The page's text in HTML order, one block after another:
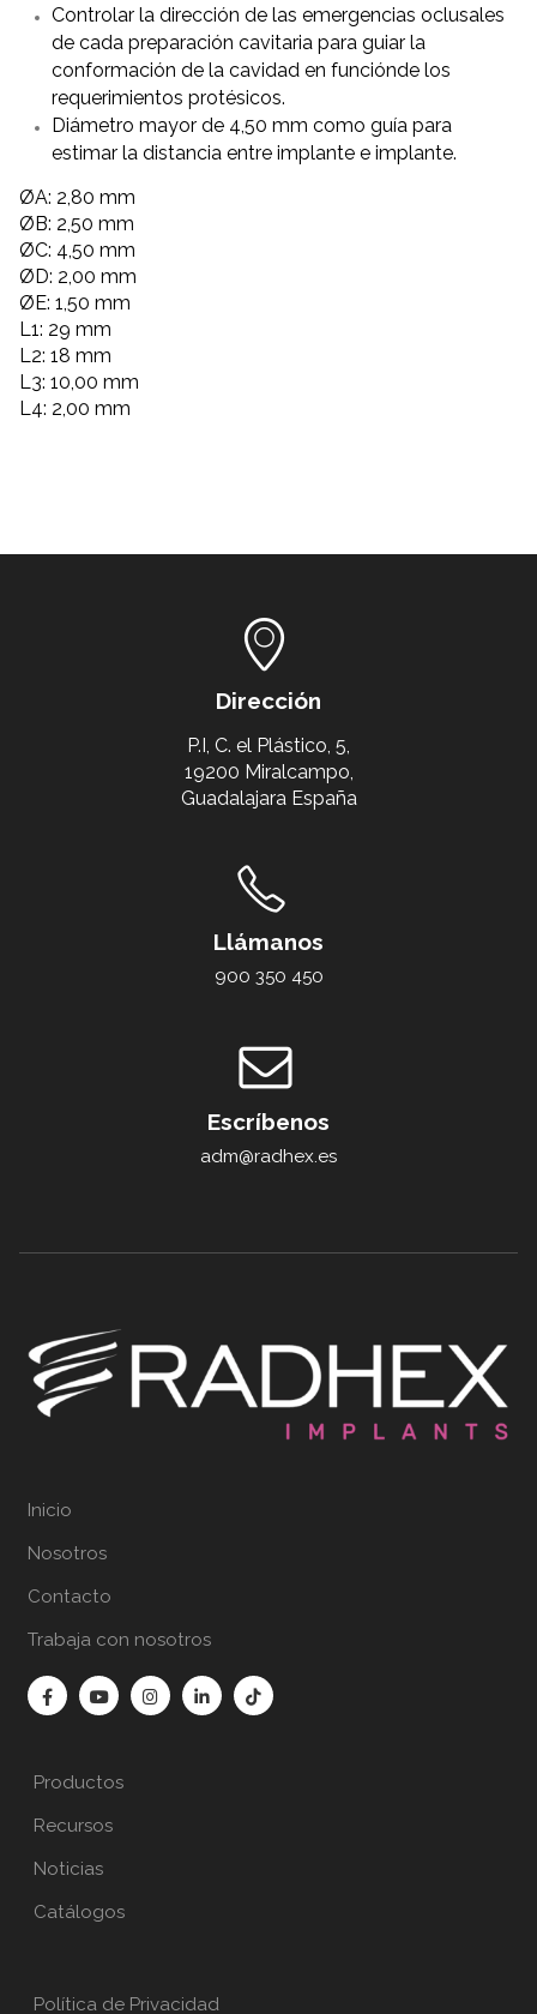
Controlar la dirección de las emergencias oclusales
de cadapreparación cavitaria para guiar la
conformación de la cavidad en funciónde los
requerimientos protésicos.
Diámetro mayor de 4,50 mm como guía para
estimar la distancia entre implante e implante.
ØA: 2,80 mm
ØB: 2,50 mm
ØC: 4,50 mm
ØD: 2,00 mm
ØE: 1,50 mm
L1: 29 mm
L2: 18 mm
L3: 10,00 mm
L4: 2,00 mm
Dirección
P.I, C. el Plástico, 5,
19200 Miralcampo,
Guadalajara España
Llámanos
900 350 450
Escríbenos
adm@radhex.es
Inicio
Nosotros
Contacto
Trabaja con nosotros
Productos
Recursos
Noticias
Catálogos
Política de Privacidad